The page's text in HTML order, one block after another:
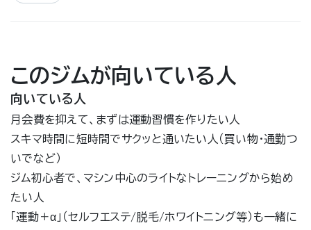
このジムが向いている人
向いている人
月会費を抑えて、まずは運動習慣を作りたい人
スキマ時間に短時間でサクッと通いたい人（買い物・通勤つ
いでなど）
ジム初心者で、マシン中心のライトなトレーニングから始め
たい人
「運動＋α」（セルフエステ/脱毛/ホワイトニング等）も一緒に